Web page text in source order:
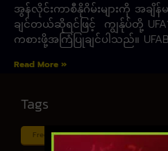
အွန်လိုင်းကာစီနိုဂိမ်းများကို အချိန်မ
ချင်တယ်ဆိုရင်ဖြင့် ကျွန်ုပ်တို့
ကစားဖို့အကြံပြုချင်ပါသည်။
Read More »
Tags
Free ငါး ပစ် ဂိမ်း Myanmar ကာစီနို